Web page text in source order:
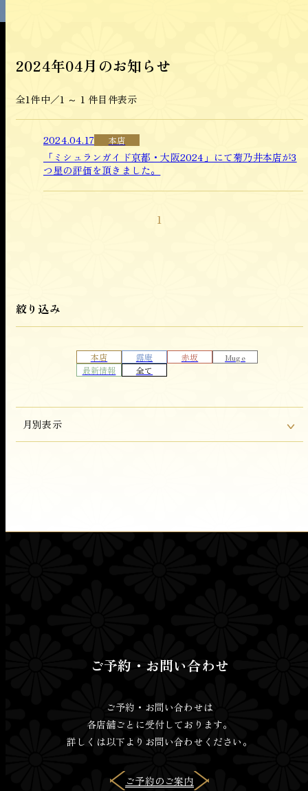
オンラインショップ
ご予約・お問い合わせ
お知らせ
2024年04月のお知らせ
全1件中／1 ～ 1 件目 件表示
2024.04.17 本店
「ミシュランガイド京都・大阪2024」にて菊乃井本店が3
つ星の評価を頂きました。
1
絞り込み
本店 露庵 赤坂
Muge
最新情報
全て
月別表示
ご予約・お問い合わせ
ご予約・お問い合わせは
各店舗ごとに受付しております。
詳しくは以下よりお問い合わせください。
ご予約のご案内